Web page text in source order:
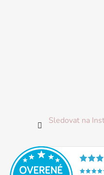
Sledovat na